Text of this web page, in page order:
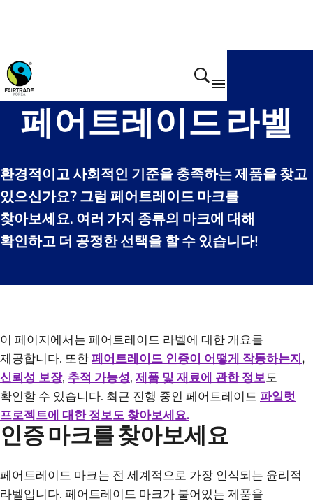
우리는 이렇게 합니다
페어트레이드 라벨
환경적이고 사회적인 기준을 충족하는 제품을 찾고
있으신가요? 그럼 페어트레이드 마크를
찾아보세요. 여러 가지 종류의 마크에 대해
확인하고 더 공정한 선택을 할 수 있습니다!
이 페이지에서는 페어트레이드 라벨에 대한 개요를
제공합니다. 또한 페어트레이드 인증이 어떻게 작동하는지,
신뢰성 보장, 추적 가능성, 제품 및 재료에 관한 정보 도
확인할 수 있습니다. 최근 진행 중인 페어트레이드 파일럿
프로젝트에 대한 정보도 찾아보세요.
인증 마크를 찾아보세요
페어트레이드 마크는 전 세계적으로 가장 인식되는 윤리적
라벨입니다. 페어트레이드 마크가 붙어있는 제품을